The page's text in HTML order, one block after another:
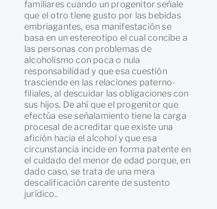
familiares cuando un progenitor señale
que el otro tiene gusto por las bebidas
embriagantes, esa manifestación se
basa en un estereotipo el cual concibe a
las personas con problemas de
alcoholismo con poca o nula
responsabilidad y que esa cuestión
trasciende en las relaciones paterno-
filiales, al descuidar las obligaciones con
sus hijos. De ahí que el progenitor que
efectúa ese señalamiento tiene la carga
procesal de acreditar que existe una
afición hacia el alcohol y que esa
circunstancia incide en forma patente en
el cuidado del menor de edad porque, en
dado caso, se trata de una mera
descalificación carente de sustento
jurídico..